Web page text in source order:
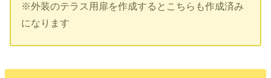
※外装のテラス用扉を作成するとこちらも作成済み
になります